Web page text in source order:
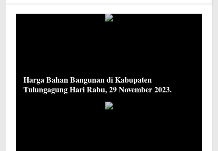
Harga Bahan Bangunan di Kabupaten
Tulungagung Hari Rabu, 29 November 2023.